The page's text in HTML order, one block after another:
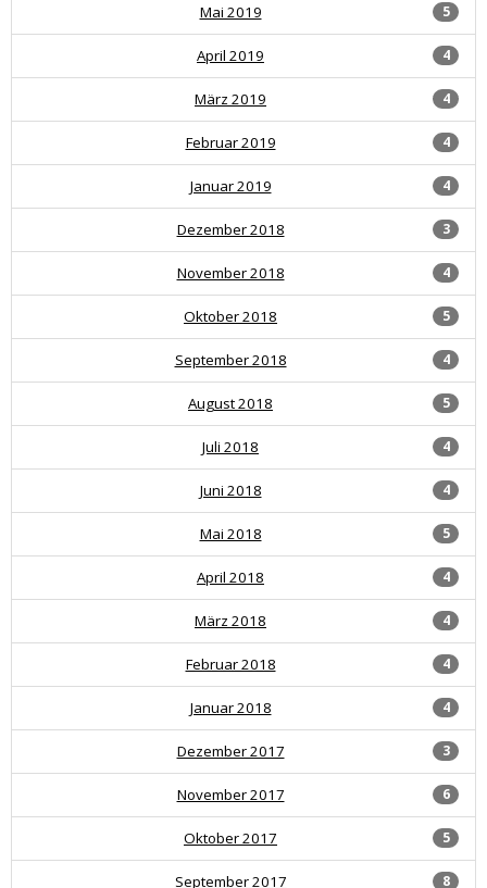
5
Mai 2019
4
April 2019
4
März 2019
4
Februar 2019
4
Januar 2019
3
Dezember 2018
4
November 2018
5
Oktober 2018
4
September 2018
5
August 2018
4
Juli 2018
4
Juni 2018
5
Mai 2018
4
April 2018
4
März 2018
4
Februar 2018
4
Januar 2018
3
Dezember 2017
6
November 2017
5
Oktober 2017
8
September 2017